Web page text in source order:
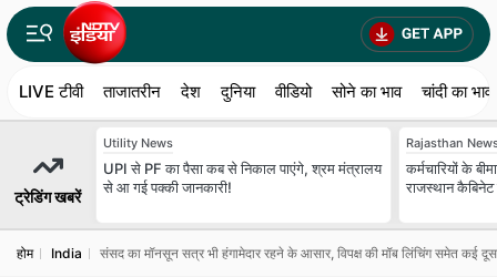
LIVE टीवी ताजातरीन देश दुनिया वीडियो सोने का भाव चांदी का भाव
ट्रेडिंग खबरें
Utility News
UPI से PF का पैसा कब से निकाल पाएंगे, श्रम मंत्रालय
से आ गई पक्‍की जानकारी!
Rajasthan
कर्मचारियों के
राजस्थान
होम India संसद का मॉनसून सत्र भी हंगामेदार रहने के आसार, विपक्ष की मॉब लिंचिंग समेत कई